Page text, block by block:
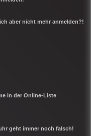
aber nicht mehr anmelden?!
in der Online-Liste
geht immer noch falsch!